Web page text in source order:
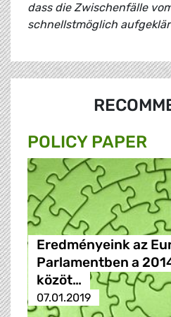
dass die Zwischenfälle
schnellstmöglich
POLICY PAPER
Eredményeink az
Parlamentben a
közöt…
07.01.2019